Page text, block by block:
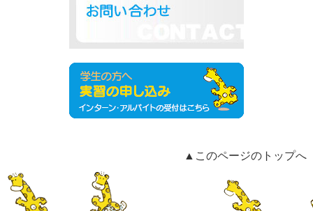
▲このページのトップへ